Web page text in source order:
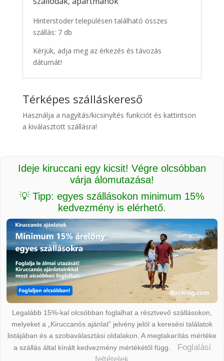
Hinterstoder településen található összes
szállás: 7 db
Kérjük, adja meg az érkezés és távozás
dátumát!
Térképes szálláskereső
Használja a nagyítás/kicsinyítés funkciót és kattintson
a kiválasztott szállásra!
Ideje kiruccani egy kicsit! Végre olcsóbban
várja álomutazása!
💡 Tipp: egyes szállásokon minimum 15%
kedvezmény is elérhető.
Legalább 15%-kal olcsóbban foglalhat a résztvevő szállásokon,
melyeket a „Kiruccanós ajánlat” jelvény jelöl a keresési találatok
listájában és a szobaválasztási oldalakon. A megtakarítás mértéke
a szállás által kínált kedvezmény mértékétől függ.
Foglalási